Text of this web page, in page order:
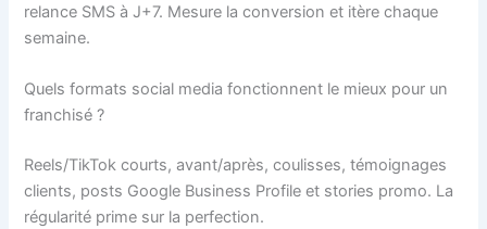
relance SMS à J+7. Mesure la conversion et itère chaque
semaine.
Quels formats social media fonctionnent le mieux pour un
franchisé ?
Reels/TikTok courts, avant/après, coulisses, témoignages
clients, posts Google Business Profile et stories promo. La
régularité prime sur la perfection.